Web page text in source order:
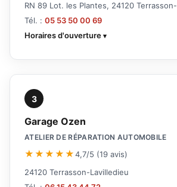
RN 89 Lot. les Plantes, 24120
Tél. : 05 53 50 00 69
Horaires d'ouverture
3
Garage Ozen
ATELIER DE RÉPARATION AUTOMOBILE
★★★★★4,7/5 (19 avis)
24120 Terrasson-Lavilledieu